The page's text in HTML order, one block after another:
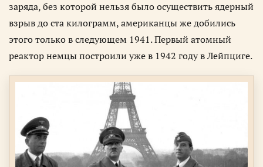
заряда, без которой нельзя было осуществить ядерный
взрыв до ста килограмм, американцы же добились
этого только в следующем 1941. Первый атомный
реактор немцы построили уже в 1942 году в Лейпциге.